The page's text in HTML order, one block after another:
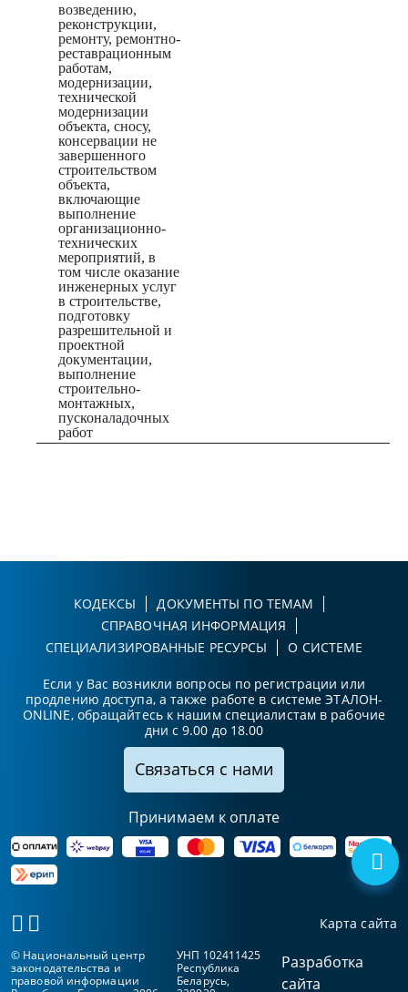
возведению,
реконструкции,
ремонту, ремонтно-
реставрационным
работам,
модернизации,
технической
модернизации
объекта, сносу,
консервации не
завершенного
строительством
объекта,
включающие
выполнение
организационно-
технических
мероприятий, в
том числе оказание
инженерных услуг
в строительстве,
подготовку
разрешительной и
проектной
документации,
выполнение
строительно-
монтажных,
пусконаладочных
работ
КОДЕКСЫ
ДОКУМЕНТЫ ПО ТЕМАМ
СПРАВОЧНАЯ ИНФОРМАЦИЯ
СПЕЦИАЛИЗИРОВАННЫЕ РЕСУРСЫ
О СИСТЕМЕ
Если у Вас возникли вопросы по регистрации или
продлению доступа, а также работе в системе ЭТАЛОН-
ONLINE, обращайтесь к нашим специалистам в рабочие
дни с 9.00 до 18.00
Связаться с нами
Принимаем к оплате
Карта сайта
© Национальный центр
законодательства и
правовой информации
УНП 102411425
Республика
Беларусь,
Разработка
сайта